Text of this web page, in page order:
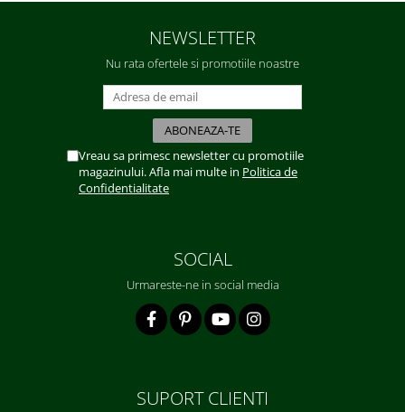
NEWSLETTER
Nu rata ofertele si promotiile noastre
Vreau sa primesc newsletter cu promotiile
magazinului. Afla mai multe in Politica de
Confidentialitate
SOCIAL
Urmareste-ne in social media
SUPORT CLIENTI